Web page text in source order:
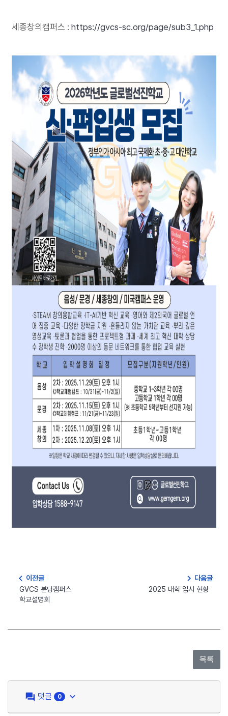
세종창의캠퍼스 : https://gvcs-sc.org/page/sub3_1.php
navigate_before 이전글
GVCS 분당캠퍼스
학교설명회
navigate_next 다음글
2025 대학 입시 현황
question_answer 댓글 0 keyboard_arrow_down